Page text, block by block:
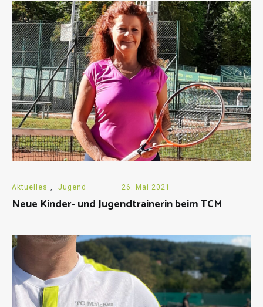
Aktuelles , Jugend 26. Mai 2021
Neue Kinder- und Jugendtrainerin beim TCM